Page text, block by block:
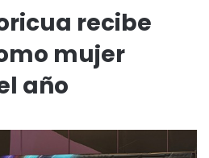
recibe
mujer
año